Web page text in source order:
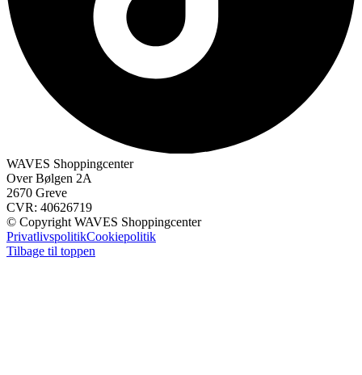
WAVES Shoppingcenter
Over Bølgen 2A
2670 Greve
CVR: 40626719
© Copyright WAVES Shoppingcenter
PrivatlivspolitikCookiepolitik
Tilbage til toppen